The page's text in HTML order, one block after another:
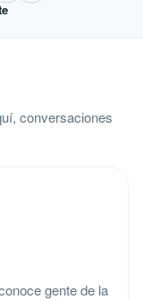
conversaciones
gente de la